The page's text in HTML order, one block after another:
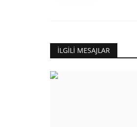
İLGILI MESAJLAR